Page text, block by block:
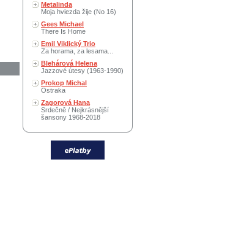
Metalinda
Moja hviezda žije (No 16)
Gees Michael
There Is Home
Emil Viklický Trio
Za horama, za lesama...
Blehárová Helena
Jazzové útesy (1963-1990)
Prokop Michal
Ostraka
Zagorová Hana
Srdečně / Nejkrásnější
šansony 1968-2018